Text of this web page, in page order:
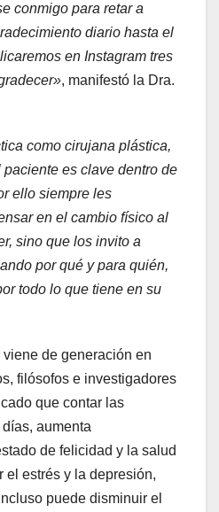
conmigo para retar a
diario hasta el
en Instagram tres
, manifestó la Dra.
como cirujana plástica,
es clave dentro de
ello siempre les
en el cambio físico al
sino que los invito a
por qué y para quién,
todo lo que tiene en su
de generación en
filósofos e investigadores
que contar las
aumenta
de felicidad y la salud
el estrés y la depresión,
puede disminuir el